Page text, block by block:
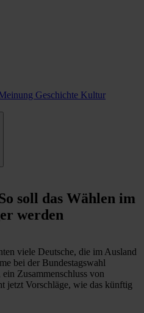
Geschichte Kultur
soll das Wählen im
werden
viele Deutsche, die im Ausland
bei der Bundestagswahl
Zusammenschluss von
jetzt Vorschläge, wie das künftig